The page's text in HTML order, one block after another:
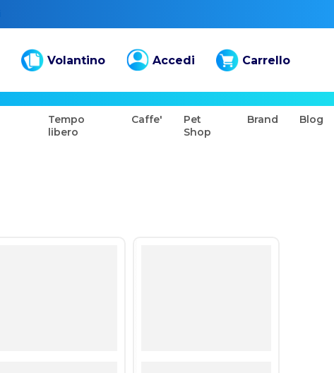
Volantino Accedi Carrello
Tempo
libero
Caffe'
Pet
Shop
Brand Blog